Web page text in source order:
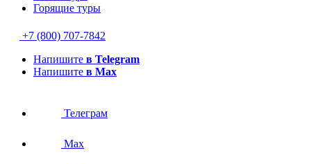
Горящие туры
+7 (800) 707-7842
Напишите в Telegram
Напишите в Max
Телеграм
Max